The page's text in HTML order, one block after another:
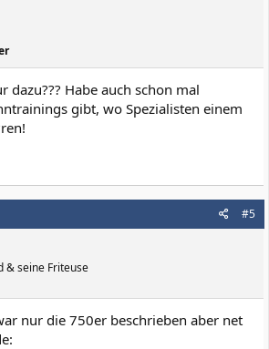
dazu??? Habe auch schon mal
gibt, wo Spezialisten einem
#5
& seine Friteuse
nur die 750er beschrieben aber net